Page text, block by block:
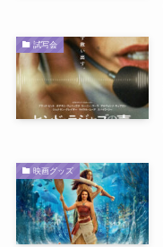
試写会
映画グッズ